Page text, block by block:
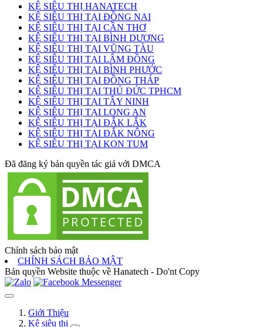
KỆ SIÊU THỊ HANATECH
KỆ SIÊU THỊ TẠI ĐỒNG NAI
KỆ SIÊU THỊ TẠI CẦN THƠ
KỆ SIÊU THỊ TẠI BÌNH DƯƠNG
KỆ SIÊU THỊ TẠI VŨNG TÀU
KỆ SIÊU THỊ TẠI LÂM ĐỒNG
KỆ SIÊU THỊ TẠI BÌNH PHƯỚC
KỆ SIÊU THỊ TẠI ĐỒNG THÁP
KỆ SIÊU THỊ TẠI THỦ ĐỨC TPHCM
KỆ SIÊU THỊ TẠI TÂY NINH
KỆ SIÊU THỊ TẠI LONG AN
KỆ SIÊU THỊ TẠI ĐẮK LẮK
KỆ SIÊU THỊ TẠI ĐẮK NÔNG
KỆ SIÊU THỊ TẠI KON TUM
Đã đăng ký bản quyền tác giả với DMCA
Chính sách bảo mật
CHÍNH SÁCH BẢO MẬT
Bản quyền Website thuộc về Hanatech - Do'nt Copy
Giới Thiệu
Kệ siêu thị